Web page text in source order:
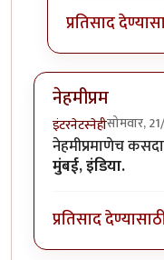
प्रतिसाद
नेहमीप्रम
इंटरनेटस्नेहीसोमवार,
नेहमीप्रमाणेच
मुंबई, इंडिया.
प्रतिसाद